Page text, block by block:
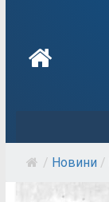
/ Новини /